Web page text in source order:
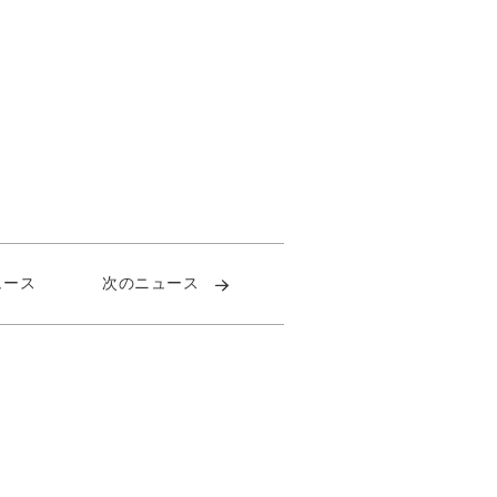
ス 次のニュース